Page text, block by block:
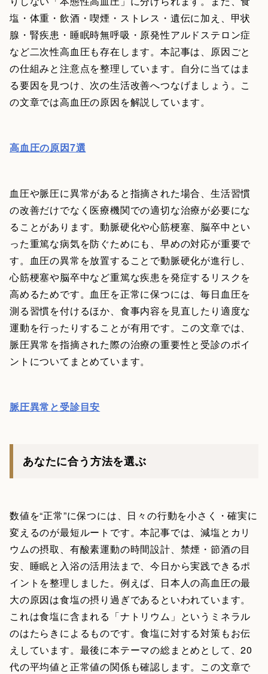
塩・体重・飲酒・喫煙・ストレス・遺伝に加え、甲状
腺・腎疾患・睡眠時無呼吸・原発性アルドステロン症
など二次性高血圧も存在します。本記事は、原因ごと
の仕組みと注意点を整理しています。自分に当てはま
る要因を見つけ、次の生活改善へつなげましょう。こ
の文章では高血圧の原因を解説しています。
高血圧の原因7選
血圧や脈圧に異常があると指摘された場合、生活習慣
の改善だけでなく医療機関での適切な治療が必要にな
ることがあります。動脈硬化や心筋梗塞、脳卒中とい
った重篤な病気を防ぐためにも、早めの対応が重要で
す。血圧の異常を放置することで動脈硬化が進行し、
心筋梗塞や脳卒中など重篤な疾患を発症するリスクを
高めるためです。血圧を正常に保つには、毎日血圧を
測る習慣を付けるほか、食事内容を見直したり適度な
運動を行ったりすることが有用です。この文章では、
脈圧異常を指摘された際の治療の重要性と受診のポイ
ントについてまとめています。
脈圧異常と受診目安
あなたに合う方法を選ぶ
数値を“正常”に保つには、日々の行動を小さく・確実に
変えるのが最短ルートです。本記事では、減塩とカリ
ウムの摂取、有酸素運動の時間設計、禁煙・節酒の目
安、睡眠と入浴の活用法まで、今日から実践できるポ
イントを整理しました。例えば、日本人の高血圧の最
大の原因は食塩の摂り過ぎであるといわれています。
これは食塩に含まれる「ナトリウム」というミネラル
のはたらきによるものです。食塩に対する対策もお伝
えしています。最後に本テーマの総まとめとして、20
代の平均値と正常値の関係も確認します。この文章で